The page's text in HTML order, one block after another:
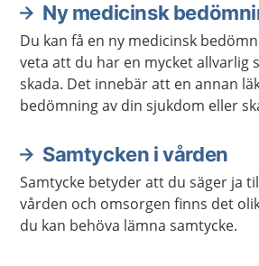
Ny medicinsk
Du kan få en ny medicinsk
veta att du har en mycket allvarlig
skada. Det innebär att en annan
bedömning av din sjukdom eller
passar bäst.
Samtycken i vården
Samtycke betyder att du säger ja
vården och omsorgen finns det
du kan behöva lämna samtycke.